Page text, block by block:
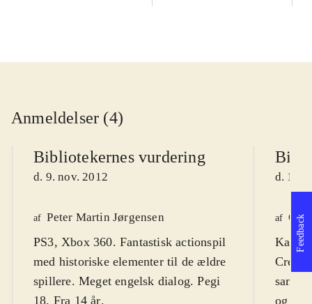
Anmeldelser (4)
Bibliotekernes vurdering
d. 9. nov. 2012
af Peter Martin Jørgensen
PS3, Xbox 360. Fantastisk actionspil
med historiske elementer til de ældre
spillere. Meget engelsk dialog. Pegi
18. Fra 14 år.
d. 16.
af Ole
Kan
og
Feedback